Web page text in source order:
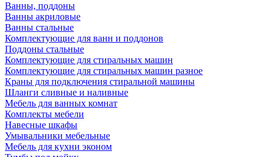
Ванны, поддоны
Ванны акриловые
Ванны стальные
Комплектующие для ванн и поддонов
Поддоны стальные
Комплектующие для стиральных машин
Комплектующие для стиральных машин разное
Краны для подключения стиральной машины
Шланги сливные и наливные
Мебель для ванных комнат
Комплекты мебели
Навесные шкафы
Умывальники мебельные
Мебель для кухни эконом